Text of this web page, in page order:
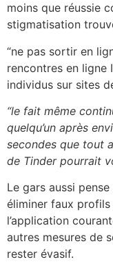
moins que réussie
stigmatisation
“ne pas sortir en
rencontres en ligne
individus sur sites
“le fait même
quelqu’un après
secondes que tout
de Tinder pourrait
Le gars aussi
éliminer faux profils
l’application
autres mesures de
rester évasif.